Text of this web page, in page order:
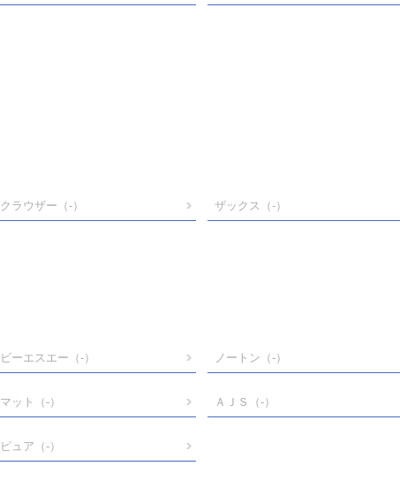
クラウザー （-） ザックス （-）
ビーエスエー （-） ノートン （-）
マット （-） ＡＪＳ （-）
ピュア （-）